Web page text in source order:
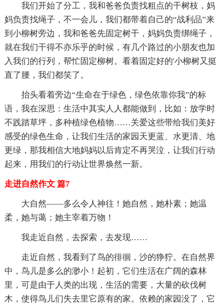
我们开始了分工，我和爸爸负责找粗点的干树枝，妈
妈负责找绳子，不一会儿，我们都带着自己的“战利品”来
到小柳树旁边，我和爸爸先固定树干，妈妈负责绑绳子，
就在我们干得不亦乐乎的时候，有几个路过的小朋友也加
入我们的行列，帮忙固定柳树。看着固定好的'小柳树又挺
直了腰，我们都笑了。
抬头看着旁边“生命在于绿色，绿色依靠你我”的标
语，我在深思：生活中其实人人都能做到，比如：放学时
不践踏草坪，多种植绿色植物……关爱这些带给我们美好
感受的绿色生命，让我们生活的家园天更蓝、水更清、地
更绿，那我相信大地妈妈以后肯定不再哭泣，让我们行动
起来，用我们的行动让世界焕然一新。
走进自然作文 篇7
大自然——多么令人神往！她自然，她朴素；她温
柔，她与蔼；她主宰着万物！
我走近自然，去探索，去发现……
走近自然，我看到了鸟的徘徊，沙的狰狞。在自然界
中，鸟儿是多么的渺小！起初，它们生活在广阔的森林
里，可是由于人类的出现，生活的需要，大量的砍伐树
木，使得鸟儿们失去里它原有的家。依赖的家园没了，它